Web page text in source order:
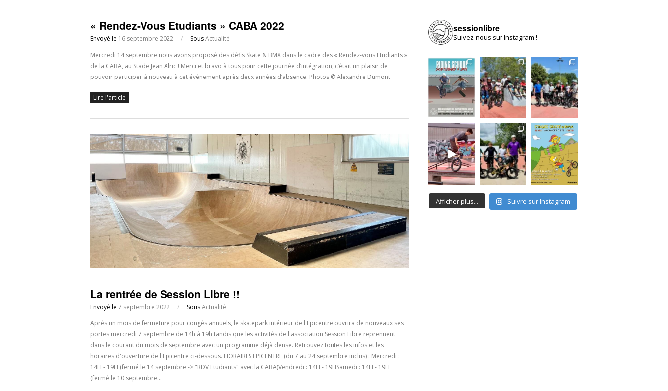
« Rendez-Vous Etudiants » CABA 2022
Envoyé le 16 septembre 2022 / SousActualité
Mercredi 14 septembre nous avons proposé des défis Skate & BMX dans le cadre des « Rendez-vous Etudiants »
de la CABA, au Stade Jean Alric ! Merci et bravo à tous pour cette journée d’intégration, c’était un plaisir de
pouvoir participer à nouveau à cet événement après deux années d’absence. Photos © Alexandre Dumont
Lire l'article
La rentrée de Session Libre !!
Envoyé le 7 septembre 2022 / SousActualité
Après un mois de fermeture pour congés annuels, le skatepark intérieur de l'Epicentre ouvrira de nouveaux ses
portes mercredi 7 septembre de 14h à 19h tandis que les activités de l'association Session Libre reprennent
dans le courant du mois de septembre avec un programme déjà dense. Retrouvez toutes les infos et les
horaires d'ouverture de l'Epicentre ci-dessous. HORAIRES EPICENTRE (du 7 au 24 septembre inclus) : Mercredi :
14H - 19H (fermé le 14 septembre -> "RDV Etudiants" avec la CABA)Vendredi : 14H - 19HSamedi : 14H - 19H
(fermé le 10 septembre…
sessionlibre
Suivez-nous sur Instagram !
Afficher plus... Suivre sur Instagram